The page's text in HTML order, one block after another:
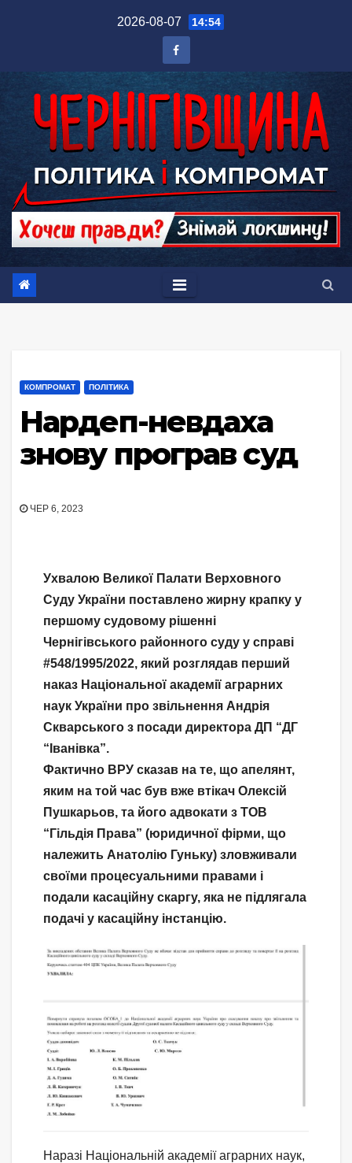
2026-08-07 14:54
КОМПРОМАТ ПОЛІТИКА
Нардеп-невдаха
знову програв суд
ЧЕР 6, 2023
Ухвалою Великої Палати Верховного
Суду України поставлено жирну крапку у
першому судовому рішенні
Чернігівського районного суду у справі
#548/1995/2022, який розглядав перший
наказ Національної академії аграрних
наук України про звільнення Андрія
Скварського з посади директора ДП “ДГ
“Іванівка”.
Фактично ВРУ сказав на те, що апелянт,
яким на той час був вже втікач Олексій
Пушкарьов, та його адвокати з ТОВ
“Гільдія Права” (юридичної фірми, що
належить Анатолію Гуньку) зловживали
своїми процесуальними правами і
подали касаційну скаргу, яка не підлягала
подачі у касаційну інстанцію.
Наразі Національній академії аграрних наук,